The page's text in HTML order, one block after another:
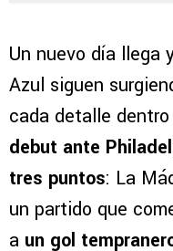
Un nuevo día llega
Azul siguen
cada detalle
debut ante
tres puntos: La
un partido que
a un gol